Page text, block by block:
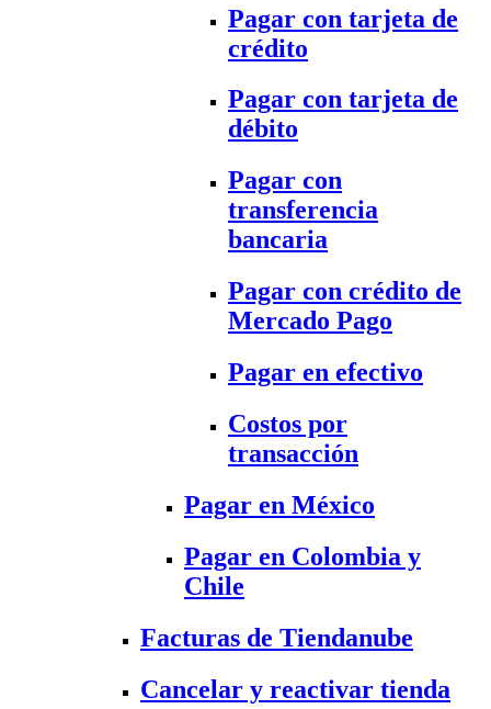
Pagar con tarjeta de
crédito
Pagar con tarjeta de
débito
Pagar con
transferencia
bancaria
Pagar con crédito de
Mercado Pago
Pagar en efectivo
Costos por
transacción
Pagar en México
Pagar en Colombia y
Chile
Facturas de Tiendanube
Cancelar y reactivar tienda